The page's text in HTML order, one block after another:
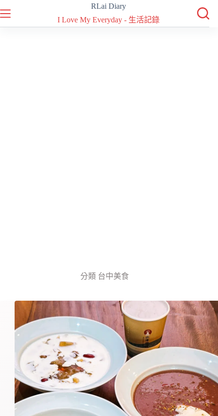
至
主
RLai Diary
I Love My Everyday - 生活記錄
分類 台中美食